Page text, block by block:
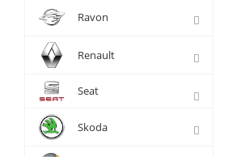
Ravon
Renault
Seat
Skoda